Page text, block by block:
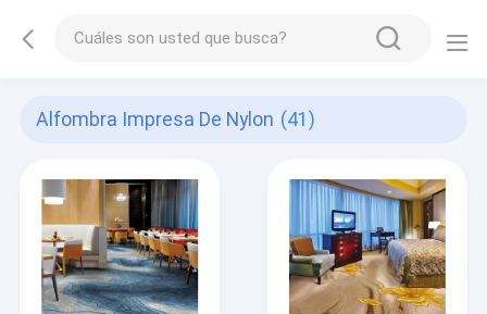
Alfombra Impresa De Nylon (41)